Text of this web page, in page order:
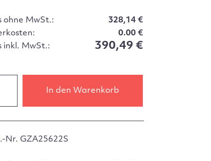
ohne MwSt.:
328,14 €
0.00 €
inkl. MwSt.:
390,49 €
In den Warenkorb
Nr. GZA25622S